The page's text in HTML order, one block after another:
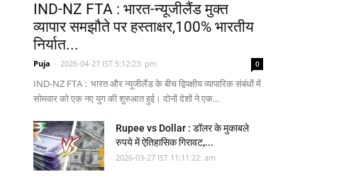
IND-NZ FTA : भारत-न्यूजीलैंड मुक्त
व्यापार समझौते पर हस्ताक्षर,100% भारतीय
निर्यात...
Puja - 2026-04-27 IST 5:12:23: pm 0
IND-NZ FTA : भारत और न्यूजीलैंड के बीच द्विपक्षीय व्यापारिक संबंधों में
सोमवार को एक नए युग की शुरुआत हुई। दोनों देशों ने एक...
Rupee vs Dollar : डॉलर के मुकाबले
रुपये में ऐतिहासिक गिरावट,...
2026-03-27 IST 11:11:22: am